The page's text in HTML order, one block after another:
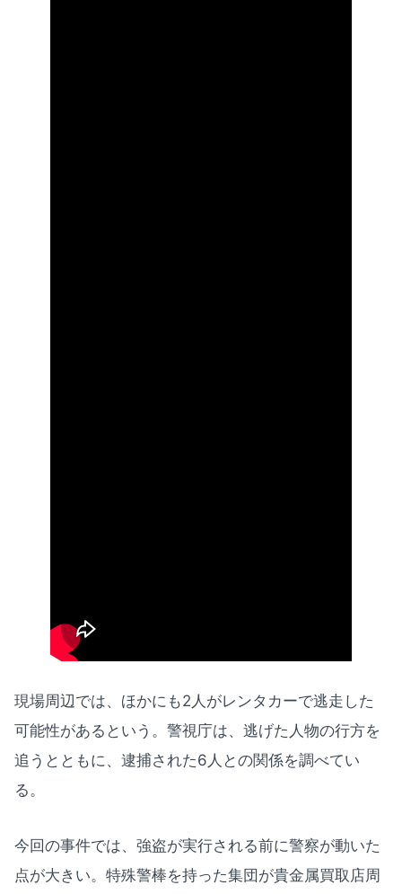
現場周辺では、ほかにも2人がレンタカーで逃走した
可能性があるという。警視庁は、逃げた人物の行方を
追うとともに、逮捕された6人との関係を調べてい
る。
今回の事件では、強盗が実行される前に警察が動いた
点が大きい。特殊警棒を持った集団が貴金属買取店周